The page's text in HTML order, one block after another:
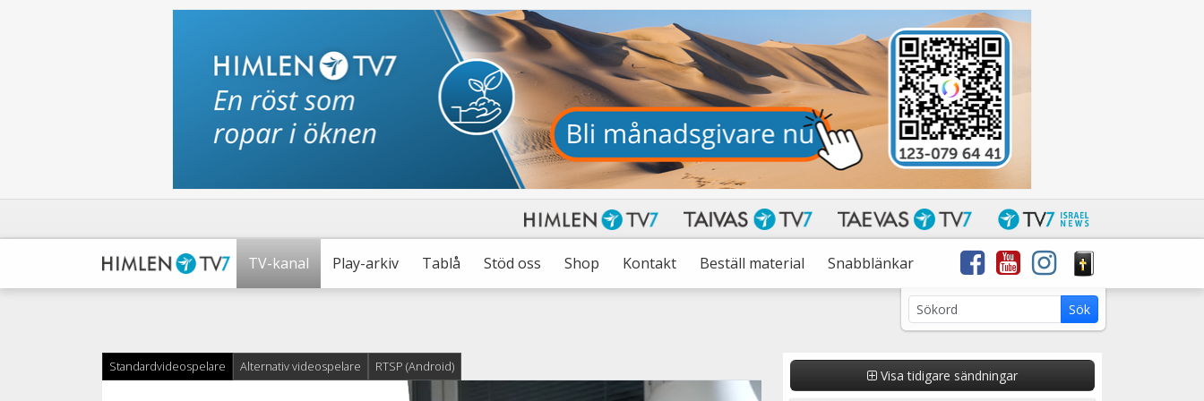
TV-kanal Play-arkiv Tablå Stöd oss Shop Kontakt Beställ material Snabblänkar
Sök
med
Sök
Standardvideospelare Alternativ videospelare RTSP (Android)
Visa tidigare sändningar